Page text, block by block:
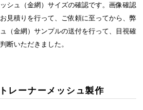
シュ（金網）サイズの確認です。画像確認
見積りを行って、ご依頼に至ってから、弊
（金網）サンプルの送付を行って、目視確
断いただきました。
レーナーメッシュ製作